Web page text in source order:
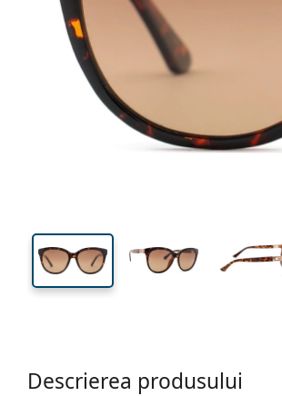
48 mm
Înălțime lentilă
Descrierea produsului